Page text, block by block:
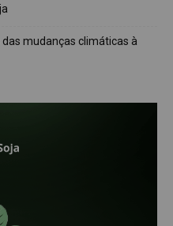
mudanças climáticas à